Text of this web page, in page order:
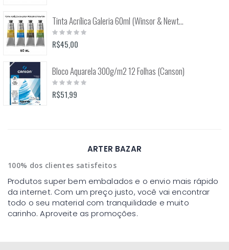
Tinta Acrílica Galeria 60ml (Winsor & Newton)
Rating:
0%
R$45,00
Bloco Aquarela 300g/m2 12 Folhas (Canson)
Rating:
0%
R$51,99
ARTER BAZAR
100% dos clientes satisfeitos
Produtos super bem embalados e o envio mais rápido
da internet. Com um preço justo, você vai encontrar
todo o seu material com tranquilidade e muito
carinho. Aproveite as promoções.